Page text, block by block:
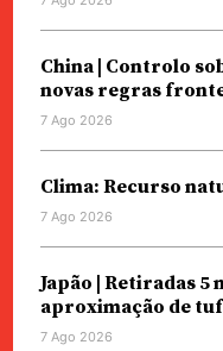
China | Controlo
novas regras
7 Ago 2026
Clima: Recurso
7 Ago 2026
Japão | Retiradas 5
aproximação de
7 Ago 2026